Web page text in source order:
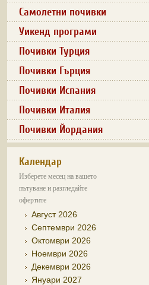
Самолетни почивки
Уикенд програми
Почивки Турция
Почивки Гърция
Почивки Испания
Почивки Италия
Почивки Йордания
Календар
Изберете месец на вашето
пътуване и разгледайте
офертите
Август 2026
Септември 2026
Октомври 2026
Ноември 2026
Декември 2026
Януари 2027